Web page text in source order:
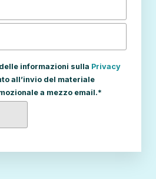
informazioni sulla Privacy
all’invio del materiale
a mezzo email.*